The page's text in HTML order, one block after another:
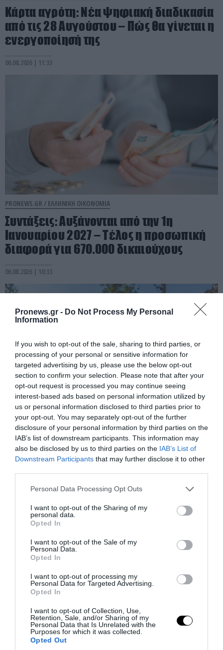
Pronews.gr - Do Not Process My Personal
Information
If you wish to opt-out of the sale, sharing to third parties, or
processing of your personal or sensitive information for
targeted advertising by us, please use the below opt-out
section to confirm your selection. Please note that after your
opt-out request is processed you may continue seeing
interest-based ads based on personal information utilized by
us or personal information disclosed to third parties prior to
your opt-out. You may separately opt-out of the further
disclosure of your personal information by third parties on the
IAB’s list of downstream participants. This information may
also be disclosed by us to third parties on the IAB’s List of
Downstream Participants that may further disclose it to other
Please note that this website/app uses one or more Google
not limited to your visit or usage behaviour. You may click to
grant or deny consent to Google and its third-party tags to
use your data for below specified purposes in below Google
consent section.
Personal Data Processing Opt Outs
I want to opt-out of the Sharing of my
personal data.
Opted In
I want to opt-out of the Sale of my
Personal Data.
Opted In
I want to opt-out of processing my
Personal Data for Targeted Advertising.
Opted In
I want to opt-out of Collection, Use,
Retention, Sale, and/or Sharing of my
Personal Data that Is Unrelated with the
Purposes for which it was collected.
Opted Out
Κάρτα αγρότη: Νέα ψηφιακή διαδικασία
από τις 28 Αυγούστου – Πώς θα γίνεται η
ενεργοποίησή της
06.08.2026 | 11:33
PRONEWS.GR / ΕΛΛΗΝΙΚΗ ΟΙΚΟΝΟΜΙΑ
Συντάξεις: Αυξάνονται από την 1η
Ιανουαρίου 2027 – Τέλος η προσωπική
διαφορά για 670.000 δικαιούχους
06.08.2026 | 10:33
PRONEWS.GR / ΕΛΛΗΝΙΚΗ ΟΙΚΟΝΟΜΙΑ
«Τουρισμός για Όλους 2026-2027»: Ποιοι
μπορούν να κάνουν αίτηση σήμερα για το
voucher έως 600 ευρώ
PRONEWS.GR /ΕΛΛΗΝΙΚΗ ΟΙΚΟΝΟΜΙΑ
Το αδιέξοδο στην Οικονομία: Οι